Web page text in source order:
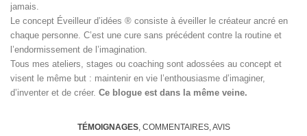
jamais.
Le concept Éveilleur d’idées ® consiste à éveiller le créateur ancré en
chaque personne. C’est une cure sans précédent contre la routine et
l’endormissement de l’imagination.
Tous mes ateliers, stages ou coaching sont adossées au concept et
visent le même but : maintenir en vie l’enthousiasme d’imaginer,
d’inventer et de créer. Ce blogue est dans la même veine.
TÉMOIGNAGES, COMMENTAIRES, AVIS